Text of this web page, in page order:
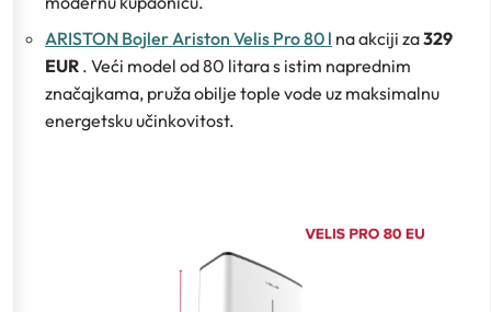
ARISTON Bojler Ariston Velis Pro 80 l na akciji za329
EUR . Veći model od 80 litara s istim naprednim
značajkama, pruža obilje tople vode uz maksimalnu
energetsku učinkovitost.